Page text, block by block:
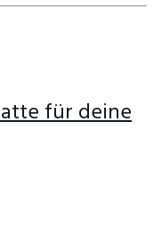
für deine